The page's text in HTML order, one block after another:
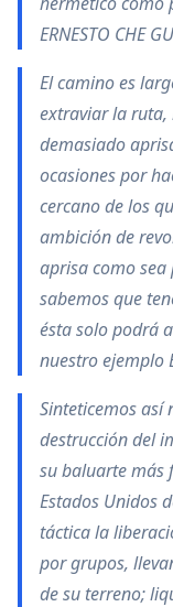
ERNESTO CHE
El camino es
extraviar la ruta,
demasiado
ocasiones por
cercano de los
ambición de
aprisa como
sabemos que
ésta solo podrá
nuestro ejemplo
Sinteticemos así
destrucción del
su baluarte más
Estados Unidos
táctica la
por grupos,
de su terreno;